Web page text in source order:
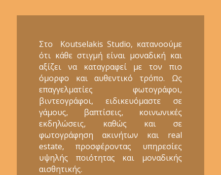
Στο Koutselakis Studio, κατανοούμε
ότι κάθε στιγμή είναι μοναδική και
αξίζει να καταγραφεί με τον πιο
όμορφο και αυθεντικό τρόπο. Ως
επαγγελματίες φωτογράφοι,
βιντεογράφοι, ειδικευόμαστε σε
γάμους, βαπτίσεις, κοινωνικές
εκδηλώσεις, καθώς και σε
φωτογράφηση ακινήτων και real
estate, προσφέροντας υπηρεσίες
υψηλής ποιότητας και μοναδικής
αισθητικής.